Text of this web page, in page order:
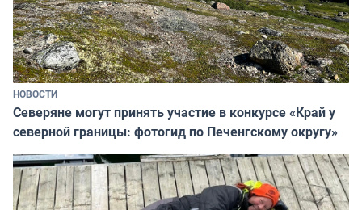
НОВОСТИ
Северяне могут принять участие в конкурсе «Край у
северной границы: фотогид по Печенгскому округу»